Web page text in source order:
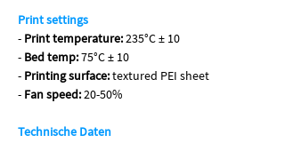
Print settings
- Print temperature:235°C ± 10
- Bed temp:75°C ± 10
- Printing surface:textured PEI sheet
- Fan speed:20-50%
Technische Daten